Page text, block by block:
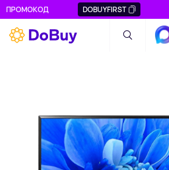
ПРОМОКОД DOBUYFIRST